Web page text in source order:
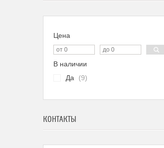
Цена
В наличии
Да
9
КОНТАКТЫ